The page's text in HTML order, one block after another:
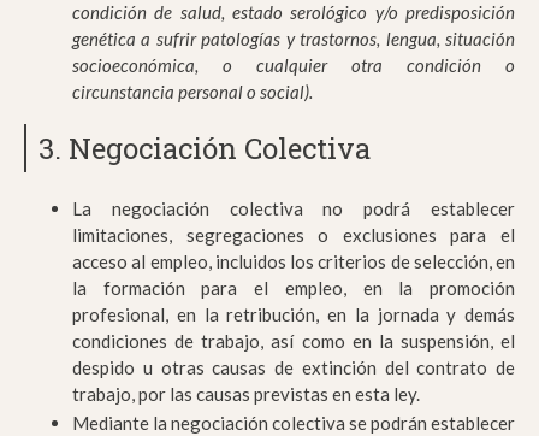
condición de salud, estado serológico y/o predisposición
genética a sufrir patologías y trastornos, lengua, situación
socioeconómica, o cualquier otra condición o
circunstancia personal o social).
3. Negociación Colectiva
La negociación colectiva no podrá establecer
limitaciones, segregaciones o exclusiones para el
acceso al empleo, incluidos los criterios de selección, en
la formación para el empleo, en la promoción
profesional, en la retribución, en la jornada y demás
condiciones de trabajo, así como en la suspensión, el
despido u otras causas de extinción del contrato de
trabajo, por las causas previstas en esta ley.
Mediante la negociación colectiva se podrán establecer